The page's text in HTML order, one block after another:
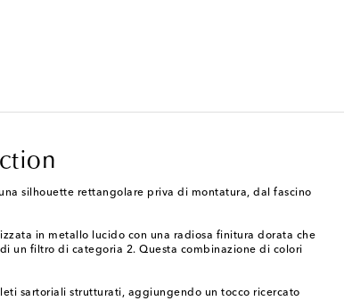
silhouette rettangolare priva di montatura, dal fascino
in metallo lucido con una radiosa finitura dorata che
un filtro di categoria 2. Questa combinazione di colori
sartoriali strutturati, aggiungendo un tocco ricercato